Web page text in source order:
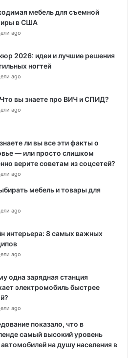
мебель для съемной
в США
ago
2026: идеи и лучшие решения
ногтей
ago
вы знаете про ВИЧ и СПИД?
ago
ли вы все эти факты о
— или просто слишком
верите советам из соцсетей?
ago
мебель и товары для
ago
интерьера: 8 самых важных
ago
одна зарядная станция
электромобиль быстрее
ago
показало, что в
самый высокий уровень
автомобилей на душу населения в